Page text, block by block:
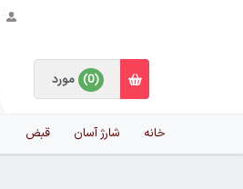
(0) مورد
خانه شارژ آسان قبض